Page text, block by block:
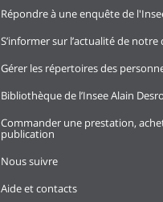
Répondre à une enquête de
S’informer sur l’actualité de
Gérer les répertoires des
Bibliothèque de l’Insee Alain
Commander une prestation,
publication
Nous suivre
Aide et contacts